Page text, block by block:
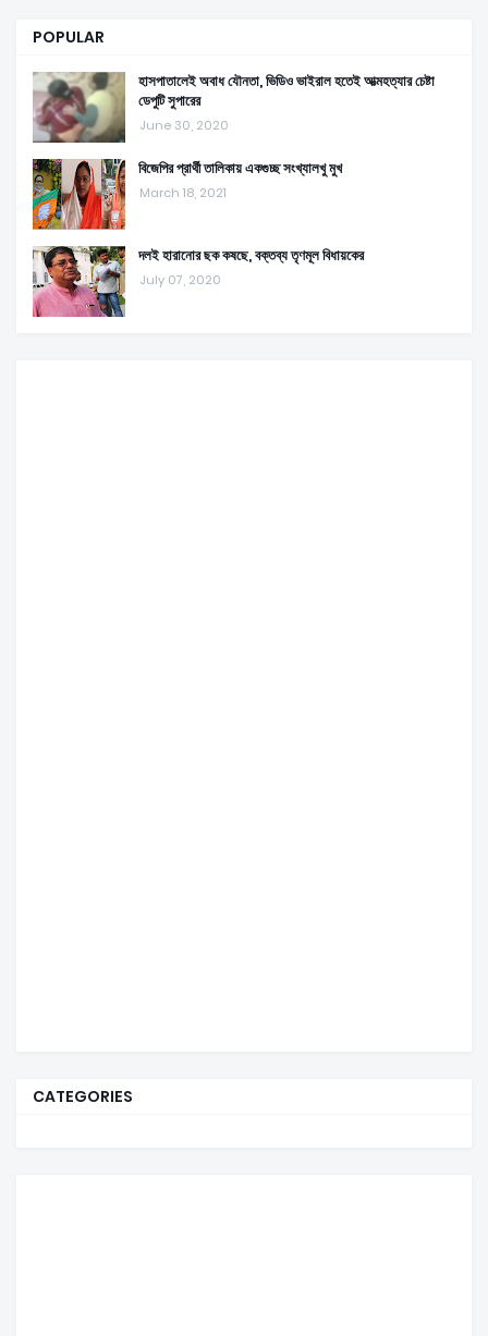
POPULAR
হাসপাতালেই অবাধ যৌনতা, ভিডিও ভাইরাল হতেই আত্মহত্যার চেষ্টা
ডেপুটি সুপারের
June 30, 2020
বিজেপির প্রার্থী তালিকায় একগুচ্ছ সংখ্যালখু মুখ
March 18, 2021
দলই হারানোর ছক কষছে, বক্তব্য তৃণমূল বিধায়কের
July 07, 2020
CATEGORIES